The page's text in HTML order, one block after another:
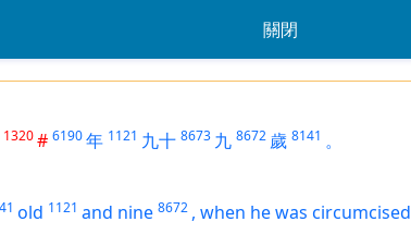
關閉
1320# 6190年 1121 九十 8673 九 8672 歲 8141 。
old 1121 and nine 8672 , when he was circumcised